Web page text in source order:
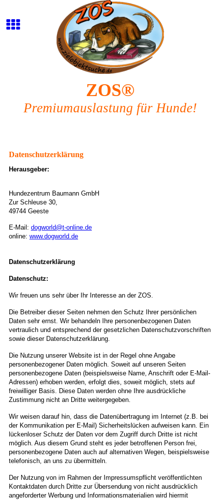
ZOS®
Premiumauslastung für Hunde!
Datenschutzerklärung
Herausgeber:
Hundezentrum Baumann GmbH
Zur Schleuse 30,
49744 Geeste
E-Mail: dogworld@t-online.de
online: www.dogworld.de
Datenschutzerklärung
Datenschutz:
Wir freuen uns sehr über Ihr Interesse an der ZOS.
Die Betreiber dieser Seiten nehmen den Schutz Ihrer persönlichen
Daten sehr ernst. Wir behandeln Ihre personenbezogenen Daten
vertraulich und entsprechend der gesetzlichen Datenschutzvorschriften
sowie dieser Datenschutzerklärung.
Die Nutzung unserer Website ist in der Regel ohne Angabe
personenbezogener Daten möglich. Soweit auf unseren Seiten
personenbezogene Daten (beispielsweise Name, Anschrift oder E-Mail-
Adressen) erhoben werden, erfolgt dies, soweit möglich, stets auf
freiwilliger Basis. Diese Daten werden ohne Ihre ausdrückliche
Zustimmung nicht an Dritte weitergegeben.
Wir weisen darauf hin, dass die Datenübertragung im Internet (z.B. bei
der Kommunikation per E-Mail) Sicherheitslücken aufweisen kann. Ein
lückenloser Schutz der Daten vor dem Zugriff durch Dritte ist nicht
möglich. Aus diesem Grund steht es jeder betroffenen Person frei,
personenbezogene Daten auch auf alternativen Wegen, beispielsweise
telefonisch, an uns zu übermitteln.
Der Nutzung von im Rahmen der Impressumspflicht veröffentlichten
Kontaktdaten durch Dritte zur Übersendung von nicht ausdrücklich
angeforderter Werbung und Informationsmaterialien wird hiermit